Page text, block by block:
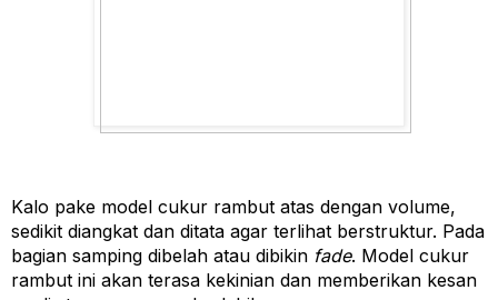
Kalo pake model cukur rambut atas dengan volume,
sedikit diangkat dan ditata agar terlihat berstruktur. Pada
bagian samping dibelah atau dibikin fade. Model cukur
rambut ini akan terasa kekinian dan memberikan kesan